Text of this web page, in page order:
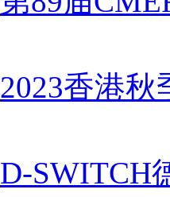
2023香港
D-SWITCH